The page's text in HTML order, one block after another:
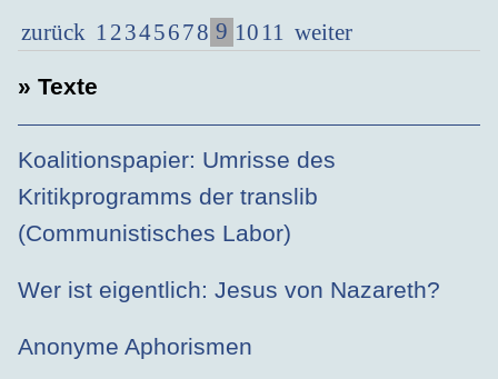
zurück 12345678 9 10 11 weiter
» Texte
Koalitionspapier: Umrisse des
Kritikprogramms der translib
(Communistisches Labor)
Wer ist eigentlich: Jesus von Nazareth?
Anonyme Aphorismen